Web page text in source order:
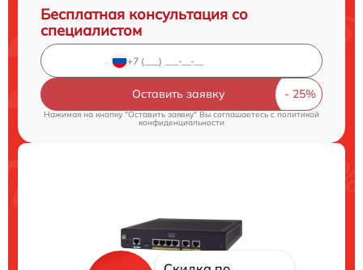
Бесплатная консультация со
специалистом
Оставить заявку
Нажимая на кнопку "Оставить заявку" Вы соглашаетесь cполитикой
конфиденциальности